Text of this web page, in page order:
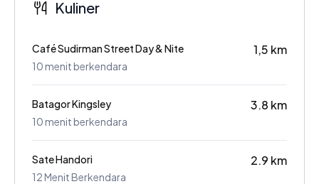
Kuliner
Café Sudirman Street Day & Nite
10 menit berkendara
1,5 km
Batagor Kingsley
10 menit berkendara
3.8 km
Sate Handori
12 Menit Berkendara
2.9 km